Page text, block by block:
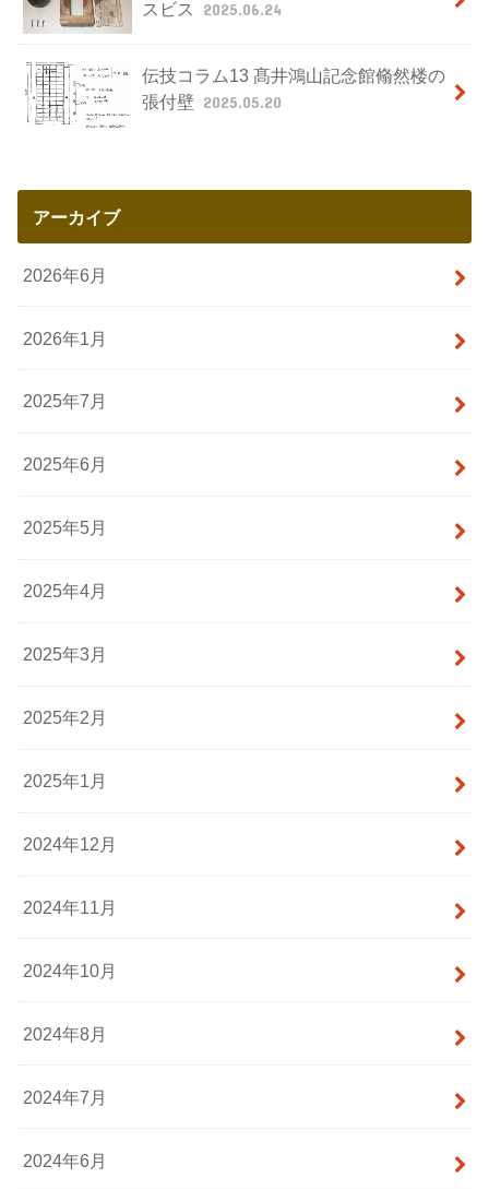
スビス 2025.06.24
伝技コラム13 髙井鴻山記念館翛然楼の
張付壁 2025.05.20
アーカイブ
2026年6月
2026年1月
2025年7月
2025年6月
2025年5月
2025年4月
2025年3月
2025年2月
2025年1月
2024年12月
2024年11月
2024年10月
2024年8月
2024年7月
2024年6月